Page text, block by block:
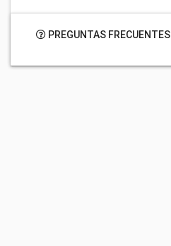
PREGUNTAS FRECUENTES